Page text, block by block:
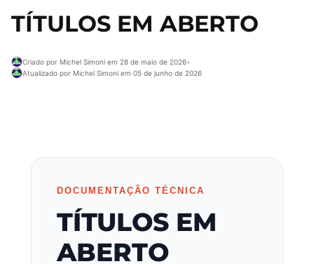
TÍTULOS EM ABERTO
Criado por Michel Simoni em 28 de maio de 2026•
Atualizado por Michel Simoni em 05 de junho de 2026
DOCUMENTAÇÃO TÉCNICA
TÍTULOS EM
ABERTO